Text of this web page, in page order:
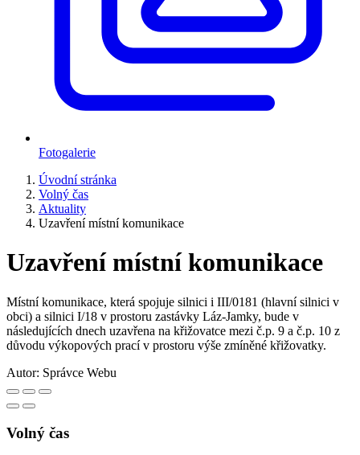
Fotogalerie
Úvodní stránka
Volný čas
Aktuality
Uzavření místní komunikace
Uzavření místní komunikace
Místní komunikace, která spojuje silnici i III/0181 (hlavní silnici v
obci) a silnici I/18 v prostoru zastávky Láz-Jamky, bude v
následujících dnech uzavřena na křižovatce mezi č.p. 9 a č.p. 10 z
důvodu výkopových prací v prostoru výše zmíněné křižovatky.
Autor: Správce Webu
Volný čas